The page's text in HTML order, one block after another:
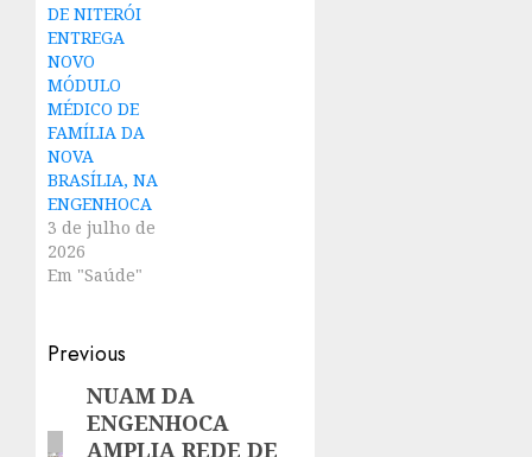
DE NITERÓI
ENTREGA
NOVO
MÓDULO
MÉDICO DE
FAMÍLIA DA
NOVA
BRASÍLIA, NA
ENGENHOCA
3 de julho de
2026
Em "Saúde"
Post
navigation
Previous
Previous
post:
NUAM DA
ENGENHOCA
AMPLIA REDE DE